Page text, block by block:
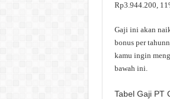
Rp3.944.200,
Gaji ini akan
bonus per
kamu ingin
bawah ini.
Tabel Gaji PT